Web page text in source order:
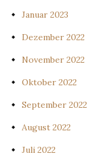
Januar 2023
Dezember 2022
November 2022
Oktober 2022
September 2022
August 2022
Juli 2022